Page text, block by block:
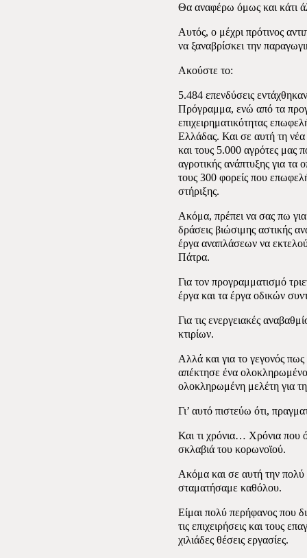
Θα αναφέρω όμως και κάτι
Αυτός, ο μέχρι πρότινος
να ξαναβρίσκει την
Ακούστε το:
5.484 επενδύσεις
Πρόγραμμα, ενώ από τα
επιχειρηματικότητας
Ελλάδας. Και σε αυτή τη
και τους 5.000 αγρότες μας
αγροτικής ανάπτυξης για τα
τους 300 φορείς που
στήριξης.
Ακόμα, πρέπει να σας πω
δράσεις βιώσιμης αστικής
έργα αναπλάσεων να
Πάτρα.
Για τον προγραμματισμό
έργα και τα έργα οδικών
Για τις ενεργειακές
κτιρίων.
Αλλά και για το γεγονός
απέκτησε ένα
ολοκληρωμένη μελέτη για
Γι’ αυτό πιστεύω ότι,
Και τι χρόνια… Χρόνια που
σκλαβιά του κορωνοϊού.
Ακόμα και σε αυτή την
σταματήσαμε καθόλου.
Είμαι πολύ περήφανος που
τις επιχειρήσεις και τους
χιλιάδες θέσεις εργασίες.